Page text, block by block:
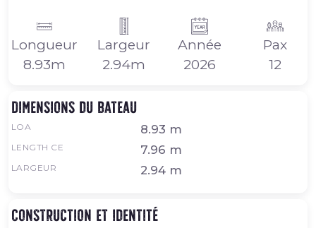
Longueur
8.93m
Largeur
2.94m
Année
2026
Pax
12
Dimensions du bateau
LOA 8.93 m
LENGTH CE 7.96 m
LARGEUR 2.94 m
Construction et identité